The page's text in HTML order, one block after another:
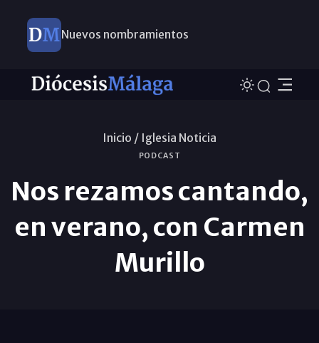
Nuevos nombramientos
Inicio / Iglesia Noticia
PODCAST
Nos rezamos cantando,
en verano, con Carmen
Murillo